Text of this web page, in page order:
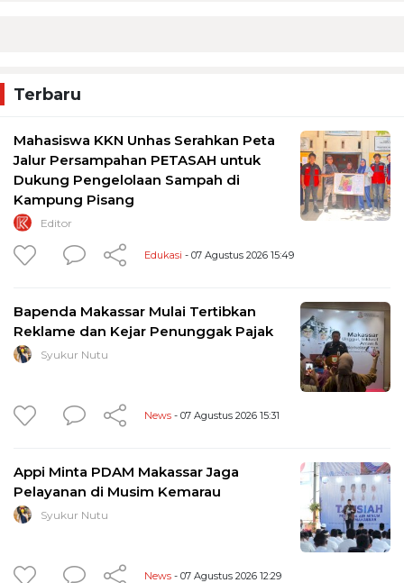
Terbaru
Mahasiswa KKN Unhas Serahkan Peta
Jalur Persampahan PETASAH untuk
Dukung Pengelolaan Sampah di
Kampung Pisang
Editor
Edukasi - 07 Agustus 2026 15:49
Bapenda Makassar Mulai Tertibkan
Reklame dan Kejar Penunggak Pajak
Syukur Nutu
News - 07 Agustus 2026 15:31
Appi Minta PDAM Makassar Jaga
Pelayanan di Musim Kemarau
Syukur Nutu
News - 07 Agustus 2026 12:29